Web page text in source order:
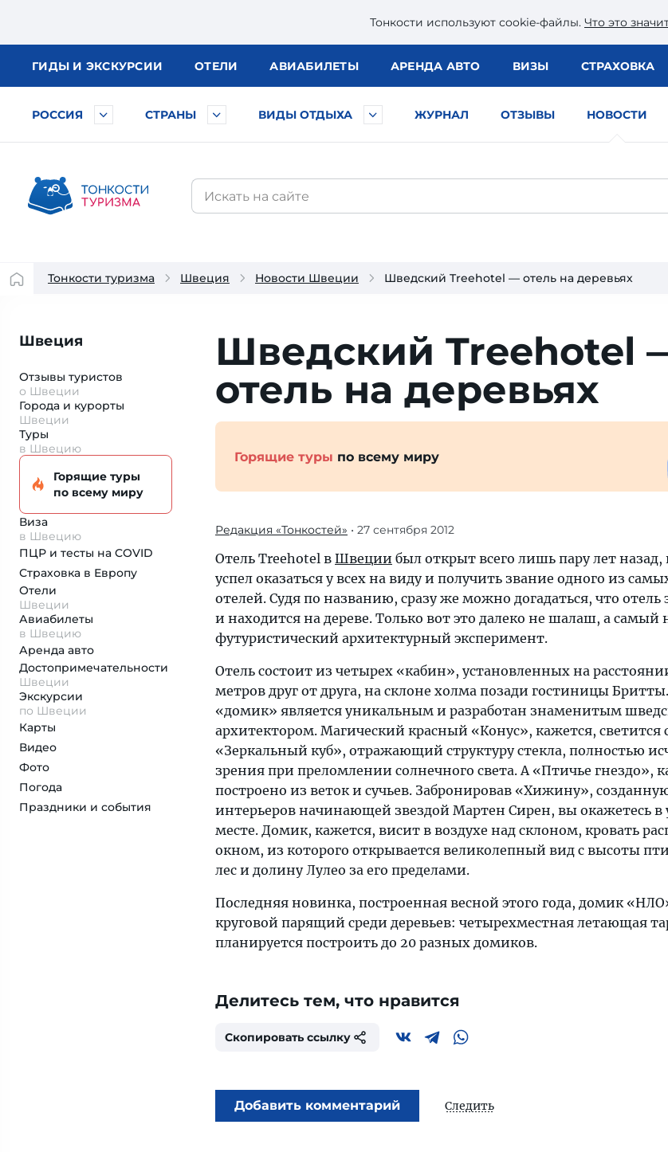
Тонкости используют сookie-файлы. Что это
ГИДЫ И ЭКСКУРСИИ ОТЕЛИ АВИАБИЛЕТЫ АРЕНДА АВТО ВИЗЫ СТРАХОВКА
РОССИЯ СТРАНЫ ВИДЫ ОТДЫХА ЖУРНАЛ ОТЗЫВЫ НОВОСТИ
Тонкости туризма Швеция Новости Швеции Шведский Treehotel — отель на деревьях
Швеция
Отзывы туристов
о Швеции
Города и курорты
Швеции
Туры
в Швецию
Горящие туры
по всему миру
Виза
в Швецию
ПЦР и тесты на COVID
Страховка в Европу
Отели
Швеции
Авиабилеты
в Швецию
Аренда авто
Достопримеча­тельности
Швеции
Экскурсии
по Швеции
Карты
Видео
Фото
Погода
Праздники и события
Шведский Treehotel
отель на деревьях
Горящие туры по всему миру
Редакция «Тонкостей» • 27 сентября 2012
Отель Treehotel в Швеции был открыт всего лишь пару лет
успел оказаться у всех на виду и получить звание одного из
отелей. Судя по названию, сразу же можно догадаться, что отель
и находится на дереве. Только вот это далеко не шалаш, а
футуристический архитектурный эксперимент.
Отель состоит из четырех «кабин», установленных на
метров друг от друга, на склоне холма позади гостиницы
«домик» является уникальным и разработан знаменитым
архитектором. Магический красный «Конус», кажется, светится
«Зеркальный куб», отражающий структуру стекла, полностью
зрения при преломлении солнечного света. А «Птичье гнездо»,
построено из веток и сучьев. Забронировав «Хижину»,
интерьеров начинающей звездой Мартен Сирен, вы окажетесь
месте. Домик, кажется, висит в воздухе над склоном, кровать
окном, из которого открывается великолепный вид с высоты
лес и долину Лулео за его пределами.
Последняя новинка, построенная весной этого года, домик
круговой парящий среди деревьев: четырехместная летающая
планируется построить до 20 разных домиков.
Делитесь тем, что нравится
Скопировать ссылку
Добавить комментарий Следить